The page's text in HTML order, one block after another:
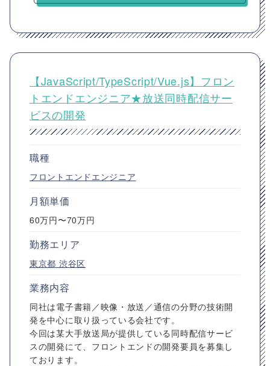
【JavaScript/TypeScript/Vue.js】フロン
トエンドエンジニア★放送同時配信サー
ビスの開発
職種
フロントエンドエンジニア
月額単価
60万円〜70万円
勤務エリア
東京都 渋谷区
業務内容
同社は電子書籍／映像・放送／通信の分野の技術開
発を中心に取り扱っている会社です。
今回は某大手放送局が提供している同時配信サービ
スの開発にて、フロントエンドの開発要員を募集し
ております。